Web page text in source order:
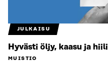
JULKAISU
Hyvästi öljy, kaasu ja hiili
MUISTIO